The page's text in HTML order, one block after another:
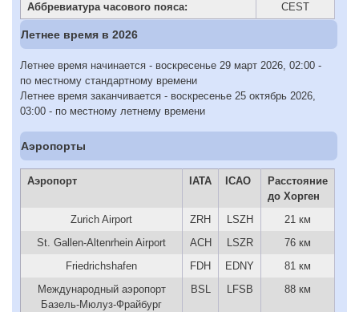
Аббревиатура часового пояса:
CEST
Летнее время в 2026
Летнее время начинается - воскресенье 29 март 2026, 02:00 -
по местному стандартному времени
Летнее время заканчивается - воскресенье 25 октябрь 2026,
03:00 - по местному летнему времени
Аэропорты
Аэропорт IATA ICAO
Расстояние
до Хорген
Zurich Airport
ZRH LSZH
21 км
St. Gallen-Altenrhein Airport
ACH LSZR
76 км
Friedrichshafen
FDH EDNY
81 км
Международный аэропорт
Базель-Мюлуз-Фрайбург
BSL LFSB 88 км